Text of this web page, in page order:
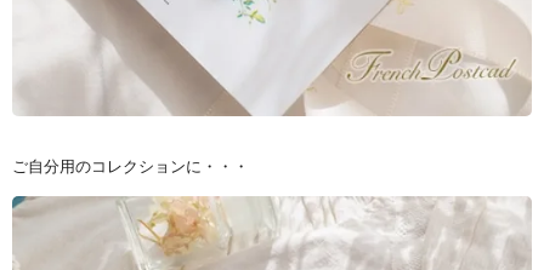
ご自分用のコレクションに・・・